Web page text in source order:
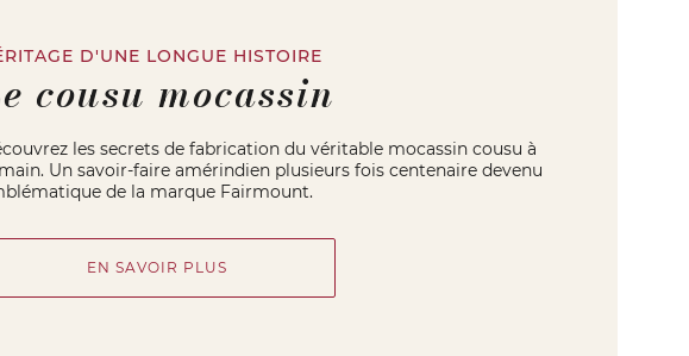
D'UNE LONGUE HISTOIRE
cousu mocassin
les secrets de fabrication du véritable mocassin cousu à
Un savoir-faire amérindien plusieurs fois centenaire devenu
de la marque Fairmount.
EN SAVOIR PLUS